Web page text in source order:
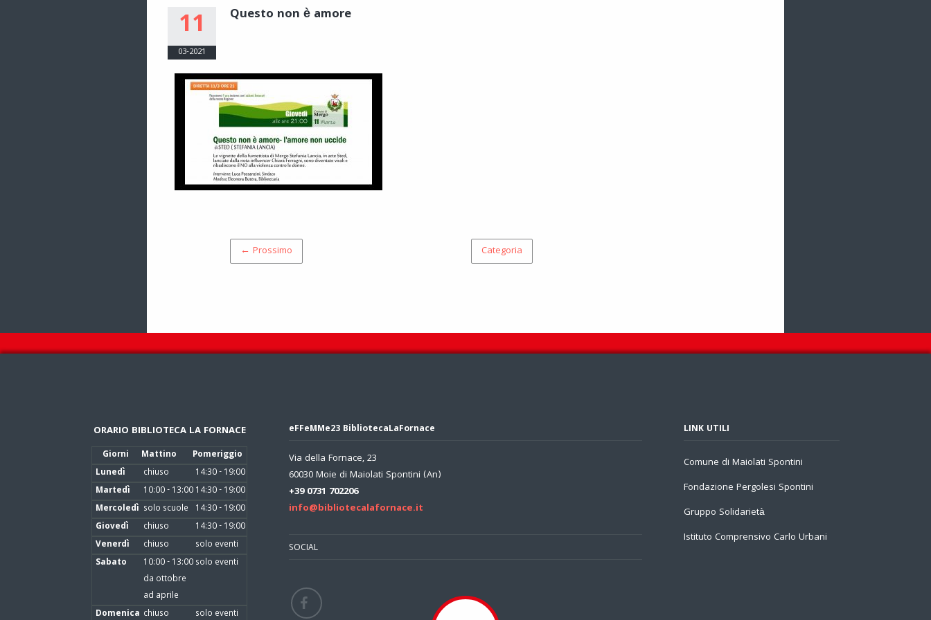
11
03-2021
Questo non è amore
← Prossimo Categoria
ORARIO BIBLIOTECA LA FORNACE
Giorni Mattino
Pomeriggio
Lunedì
chiuso
14:30 - 19:00
Martedì
10:00 - 13:0014:30 - 19:00
Mercoledì solo scuole 14:30 - 19:00
Giovedì
chiuso
14:30 - 19:00
Venerdì
chiuso
solo eventi
Sabato
10:00 - 13:00
da ottobre
ad aprile
solo eventi
Domenica chiuso solo eventi
eFFeMMe23 BibliotecaLaFornace
Via della Fornace, 23
60030 Moie di Maiolati Spontini (An)
+39 0731 702206
info@bibliotecalafornace.it
SOCIAL
LINK UTILI
Comune di Maiolati Spontini
Fondazione Pergolesi Spontini
Gruppo Solidarietà
Istituto Comprensivo Carlo Urbani